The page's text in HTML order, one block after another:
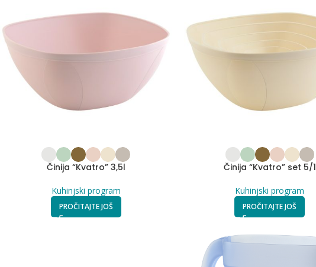
Činija “Kvatro” 3,5l
Kuhinjski program
PROČITAJTE JOŠ
Činija “Kvatro” set 5/1
Kuhinjski program
PROČITAJTE JOŠ